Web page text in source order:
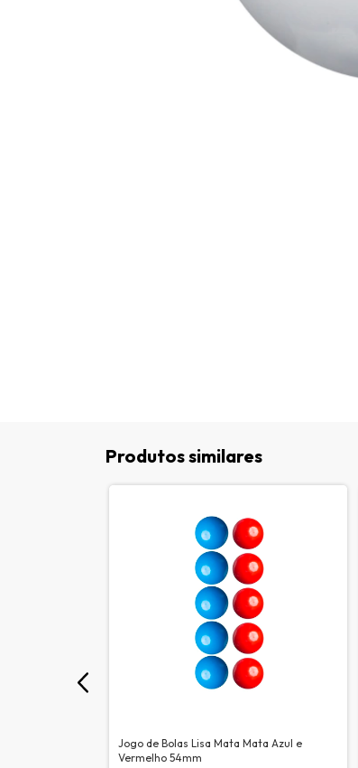
Produtos similares
Jogo de Bolas Lisa Mata Mata Azul e
Vermelho 54mm